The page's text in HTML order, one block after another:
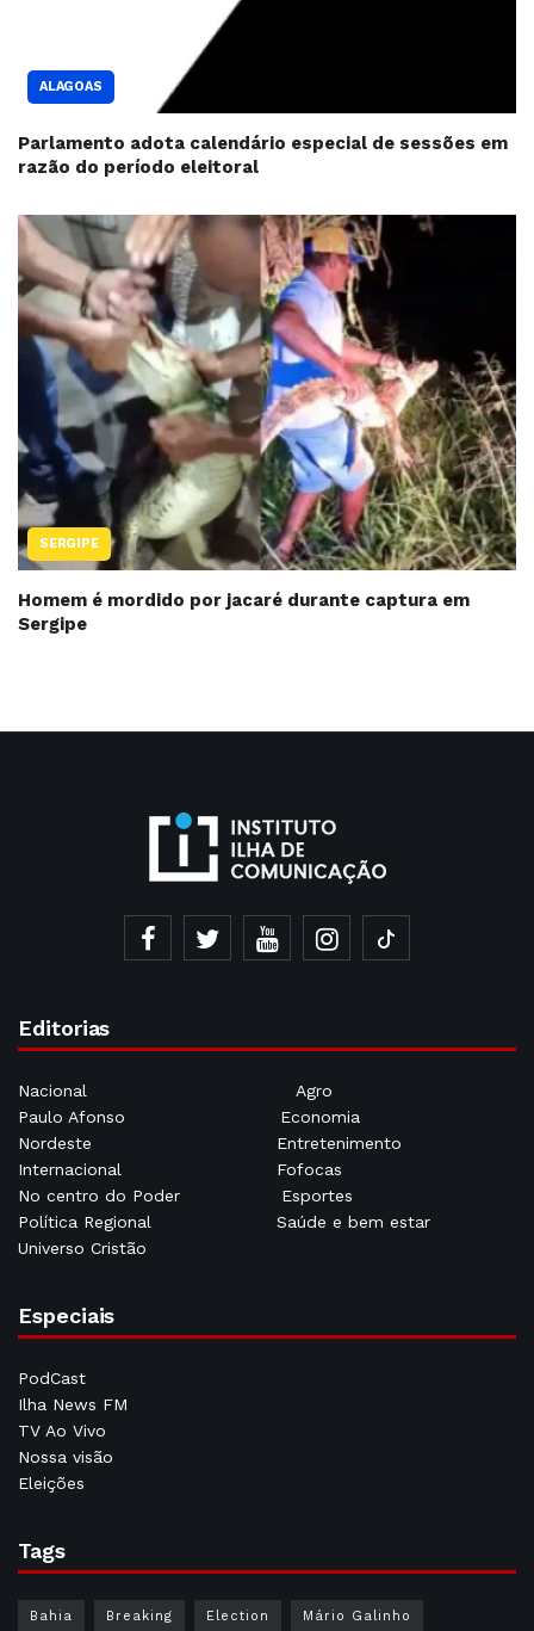
ALAGOAS
Parlamento adota calendário especial de sessões em
razão do período eleitoral
SERGIPE
Homem é mordido por jacaré durante captura em
Sergipe
Editorias
Nacional
Agro
Paulo Afonso
Economia
Nordeste
Entretenimento
Internacional
Fofocas
No centro do Poder
Esportes
Política Regional
Saúde e bem estar
Universo Cristão
Especiais
PodCast
Ilha News FM
TV Ao Vivo
Nossa visão
Eleições
Tags
Bahia Breaking Election Mário Galinho